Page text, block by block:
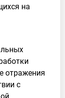
на
отражения
с